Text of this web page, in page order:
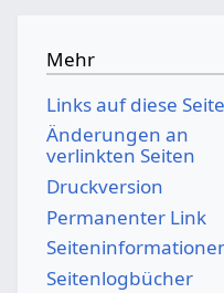
Mehr
Links auf diese Seite
Änderungen an
verlinkten Seiten
Druckversion
Permanenter Link
Seitenlogbücher